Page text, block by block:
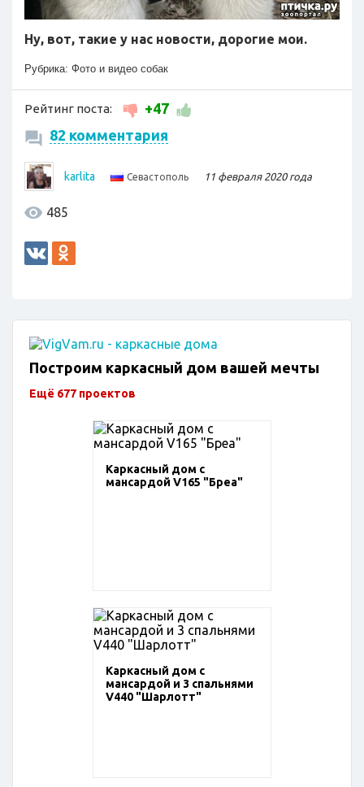
Ну, вот, такие у нас новости, дорогие мои.
Рубрика: Фото и видео собак
Рейтинг поста:
+47
82 комментария
karlita Севастополь 11 февраля 2020 года
485
Построим каркасный дом вашей мечты
Ещё 677 проектов
Каркасный дом с
мансардой V165 "Бреа"
Каркасный дом с
мансардой и 3 спальнями
V440 "Шарлотт"